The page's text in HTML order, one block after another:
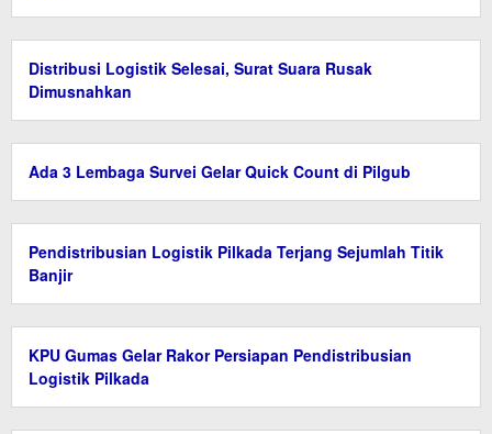
Distribusi Logistik Selesai, Surat Suara Rusak
Dimusnahkan
Ada 3 Lembaga Survei Gelar Quick Count di Pilgub
Pendistribusian Logistik Pilkada Terjang Sejumlah Titik
Banjir
KPU Gumas Gelar Rakor Persiapan Pendistribusian
Logistik Pilkada